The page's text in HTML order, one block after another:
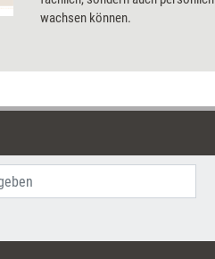
wachsen können.